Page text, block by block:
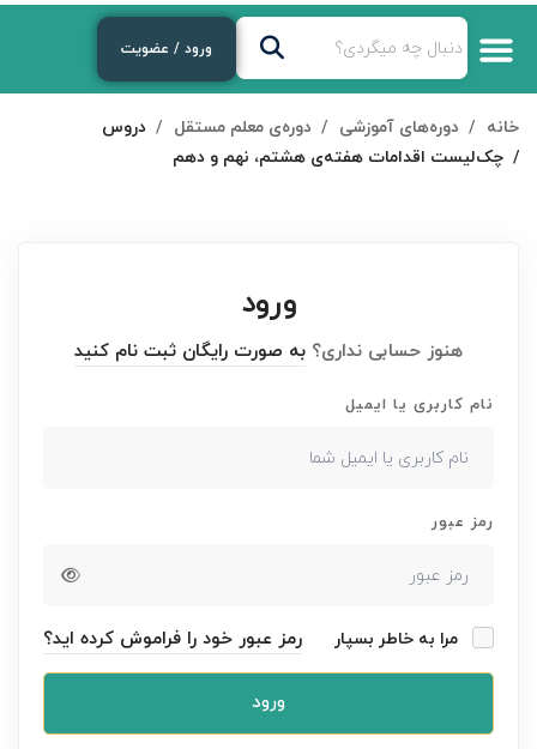
ورود / عضویت
خانه دوره‌های آموزشی دوره‌ی معلم مستقل
دروس
چک‌لیست اقدامات هفته‌ی هشتم، نهم و دهم
ورود
هنوز حسابی نداری؟ به صورت رایگان ثبت نام کنید
نام کاربری یا ایمیل
رمز عبور
مرا به خاطر بسپار رمز عبور خود را فراموش کرده اید؟
ورود